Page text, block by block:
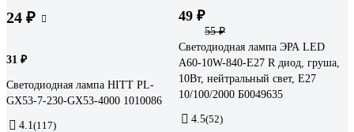
24 ₽
31 ₽
Светодиодная лампа HITT PL-
GX53-7-230-GX53-4000 1010086
4.1 (117)
49 ₽
55 ₽
Светодиодная лампа ЭРА LED
A60-10W-840-E27 R диод, груша,
10Вт, нейтральный свет, E27
10/100/2000 Б0049635
4.5(52)